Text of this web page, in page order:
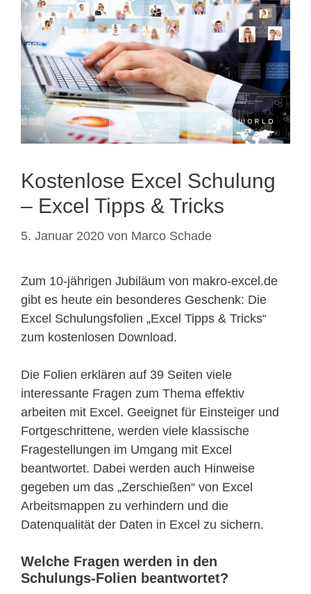
Kostenlose Excel Schulung
– Excel Tipps & Tricks
5. Januar 2020 von Marco Schade
Zum 10-jährigen Jubiläum von makro-excel.de
gibt es heute ein besonderes Geschenk: Die
Excel Schulungsfolien „Excel Tipps & Tricks“
zum kostenlosen Download.
Die Folien erklären auf 39 Seiten viele
interessante Fragen zum Thema effektiv
arbeiten mit Excel. Geeignet für Einsteiger und
Fortgeschrittene, werden viele klassische
Fragestellungen im Umgang mit Excel
beantwortet. Dabei werden auch Hinweise
gegeben um das „Zerschießen“ von Excel
Arbeitsmappen zu verhindern und die
Datenqualität der Daten in Excel zu sichern.
Welche Fragen werden in den
Schulungs-Folien beantwortet?